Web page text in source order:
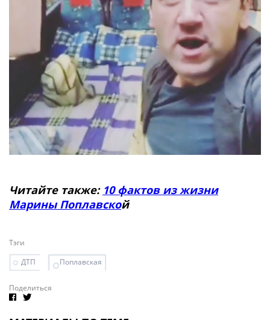
Читайте также: 10 фактов из жизни
Марины Поплавской
Тэги
ДТП
Поплавская
Поделиться